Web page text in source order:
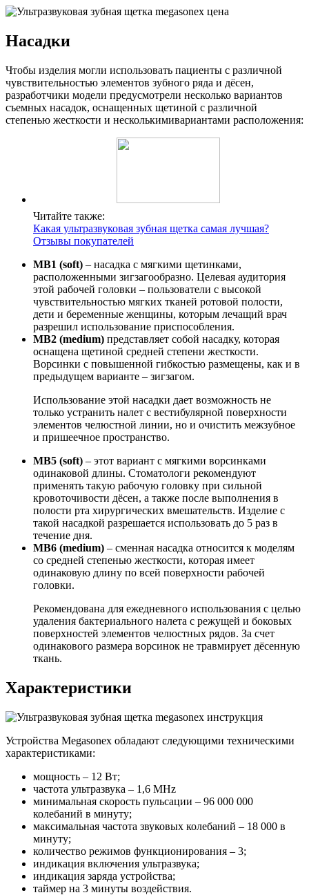
Насадки
Чтобы изделия могли использовать пациенты с различной
чувствительностью элементов зубного ряда и дёсен,
разработчики модели предусмотрели несколько вариантов
съемных насадок, оснащенных щетиной с различной
степенью жесткости и несколькимивариантами расположения:
Читайте также:
Какая ультразвуковая зубная щетка самая лучшая?
Отзывы покупателей
MB1 (soft) – насадка с мягкими щетинками,
расположенными зигзагообразно. Целевая аудитория
этой рабочей головки – пользователи с высокой
чувствительностью мягких тканей ротовой полости,
дети и беременные женщины, которым лечащий врач
разрешил использование приспособления.
MB2 (medium) представляет собой насадку, которая
оснащена щетиной средней степени жесткости.
Ворсинки с повышенной гибкостью размещены, как и в
предыдущем варианте – зигзагом.
Использование этой насадки дает возможность не
только устранить налет с вестибулярной поверхности
элементов челюстной линии, но и очистить межзубное
и пришеечное пространство.
MB5 (soft) – этот вариант с мягкими ворсинками
одинаковой длины. Стоматологи рекомендуют
применять такую рабочую головку при сильной
кровоточивости дёсен, а также после выполнения в
полости рта хирургических вмешательств. Изделие с
такой насадкой разрешается использовать до 5 раз в
течение дня.
MB6 (medium) – сменная насадка относится к моделям
со средней степенью жесткости, которая имеет
одинаковую длину по всей поверхности рабочей
головки.
Рекомендована для ежедневного использования с целью
удаления бактериального налета с режущей и боковых
поверхностей элементов челюстных рядов. За счет
одинакового размера ворсинок не травмирует дёсенную
ткань.
Характеристики
Устройства Megasonex обладают следующими техническими
характеристиками:
мощность – 12 Вт;
частота ультразвука – 1,6 МНz
минимальная скорость пульсации – 96 000 000
колебаний в минуту;
максимальная частота звуковых колебаний – 18 000 в
минуту;
количество режимов функционирования – 3;
индикация включения ультразвука;
индикация заряда устройства;
таймер на 3 минуты воздействия.